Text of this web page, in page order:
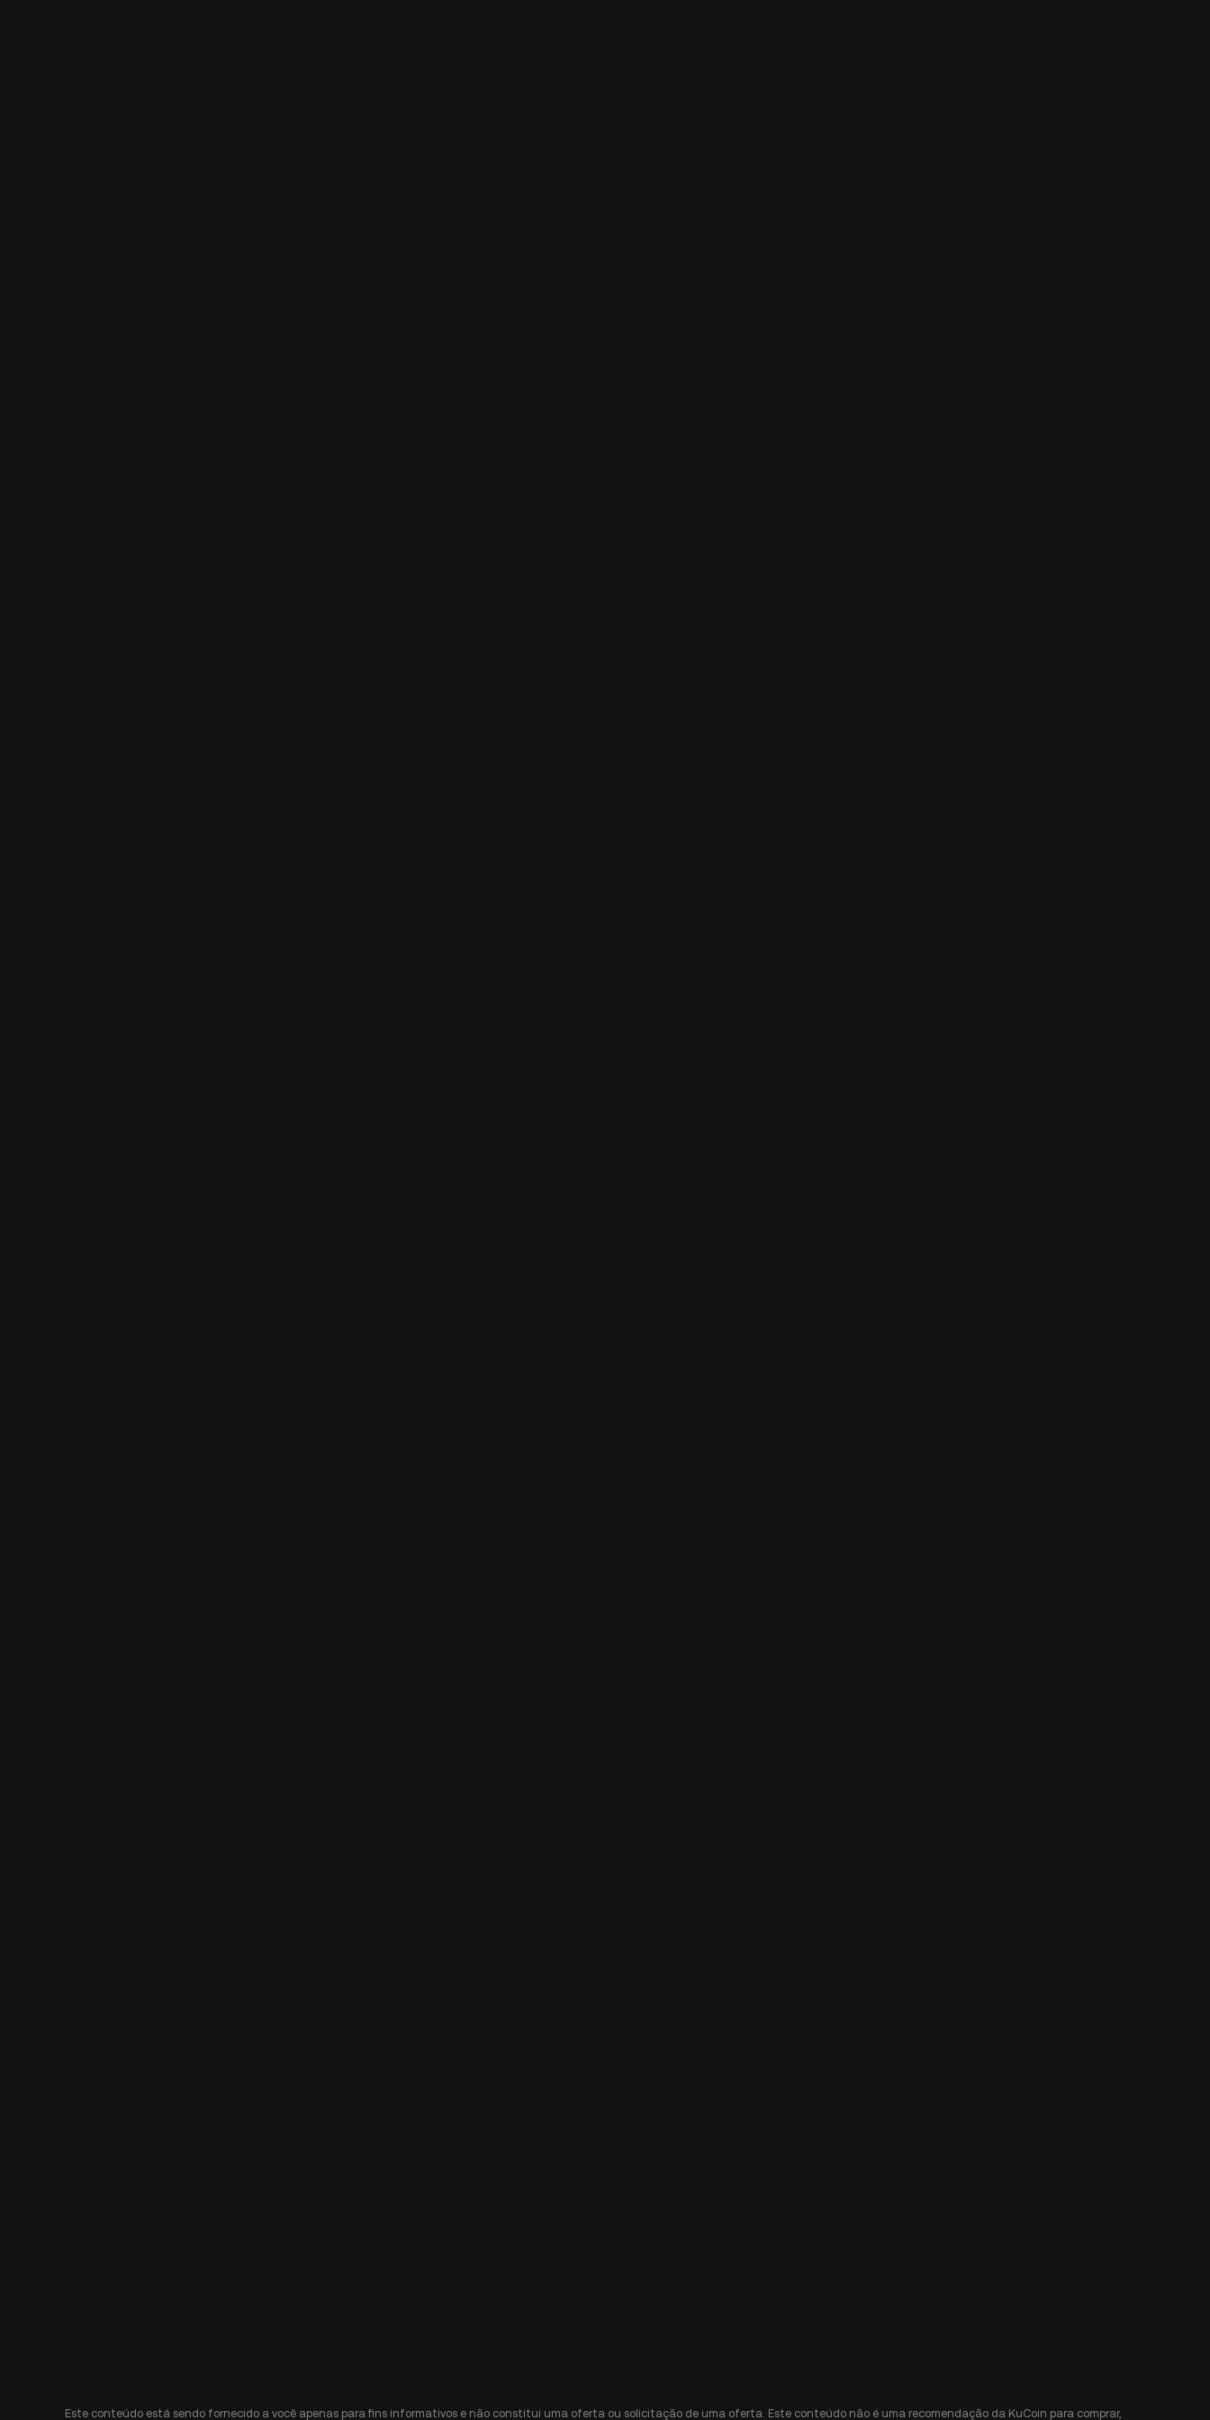
Este conteúdo está sendo fornecido a você apenas para fins informativos e não constitui uma oferta ou solicitação de uma oferta. Este conteúdo não é uma recomendação da KuCoin para comprar,